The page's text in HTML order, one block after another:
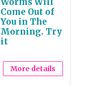
Come Out of
You in The
Morning. Try
it
More details